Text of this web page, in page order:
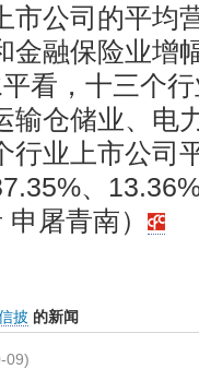
市公司的平均
金融保险业增
看，十三个
输仓储业、电
行业上市公司
、
屠青南）
披 的新闻
09)